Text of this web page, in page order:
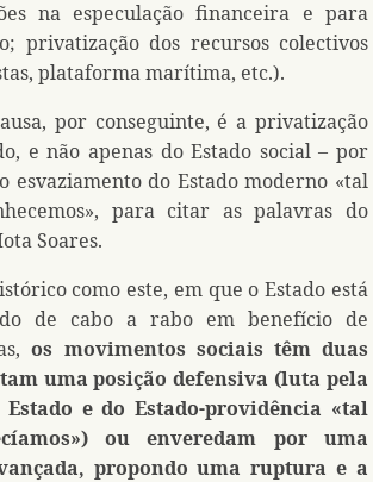
na especulação financeira e para
privatização dos recursos colectivos
plataforma marítima, etc.).
por conseguinte, é a privatização
e não apenas do Estado social – por
esvaziamento do Estado moderno «tal
para citar as palavras do
Soares.
como este, em que o Estado está
de cabo a rabo em benefício de
os movimentos sociais têm duas
uma posição defensiva (luta pela
e do Estado-providência «tal
ou enveredam por uma
propondo uma ruptura e a